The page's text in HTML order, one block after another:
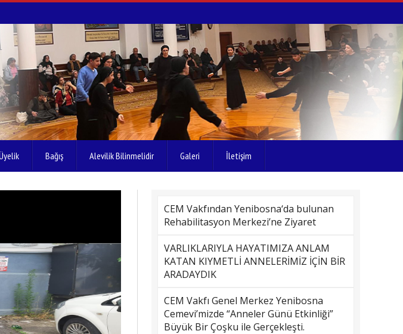
Bağış Alevilik Bilinmelidir Galeri İletişim
CEM Vakfından Yenibosna‘da bulunan
Rehabilitasyon Merkezi’ne Ziyaret
VARLIKLARIYLA HAYATIMIZA ANLAM
KATAN KIYMETLİ ANNELERİMİZ İÇİN BİR
ARADAYDIK
CEM Vakfı Genel Merkez Yenibosna
Cemevi’mizde “Anneler Günü Etkinliği”
Büyük Bir Çoşku ile Gerçekleşti.